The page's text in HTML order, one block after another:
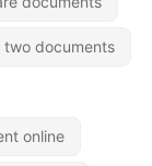
two documents
online